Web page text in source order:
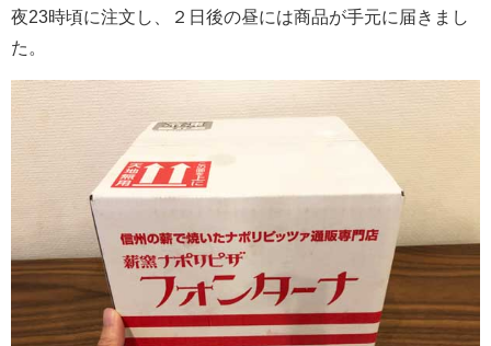
夜23時頃に注文し、２日後の昼には商品が手元に届きまし
た。